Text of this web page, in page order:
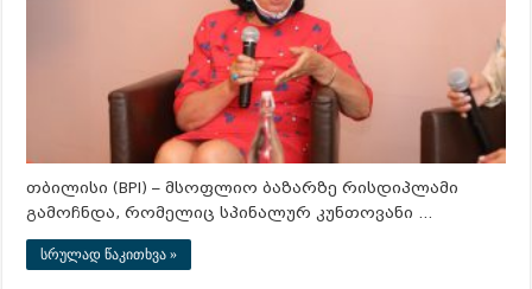
თბილისი (BPI) – მსოფლიო ბაზარზე რისდიპლამი
გამოჩნდა, რომელიც სპინალურ კუნთოვანი …
სრულად წაკითხვა »